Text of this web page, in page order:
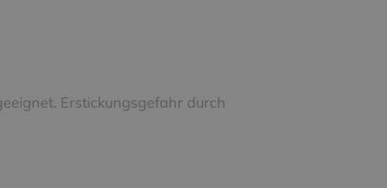
Erstickungsgefahr durch